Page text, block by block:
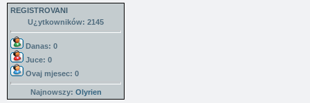
REGISTROVANI
U¿ytkowników: 2145
Danas: 0
Juce: 0
Ovaj mjesec: 0
Najnowszy: Olyrien